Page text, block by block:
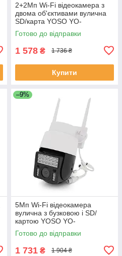
2+2Мп Wi-Fi відеокамера з
двома об'єктивами вулична
SD/карта YOSO YO-
IPC40D4MP50 PTZ 2.8 mm
V380 ЕКОБОКС
Готово до відправки
1 578 ₴ 1 736 ₴
Купити
–9%
5Мп Wi-Fi відеокамера
вулична з бузковою і SD/
картою YOSO YO-
IPC43D5MP50 PTZ 2.8mm
V380 ЕКОБОКС
Готово до відправки
1 731 ₴ 1 904 ₴